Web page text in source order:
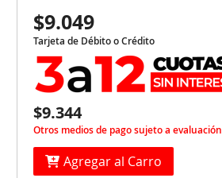
$9.049
Tarjeta de Débito o Crédito
$9.344
Otros medios de pago sujeto a evaluación
Agregar al Carro